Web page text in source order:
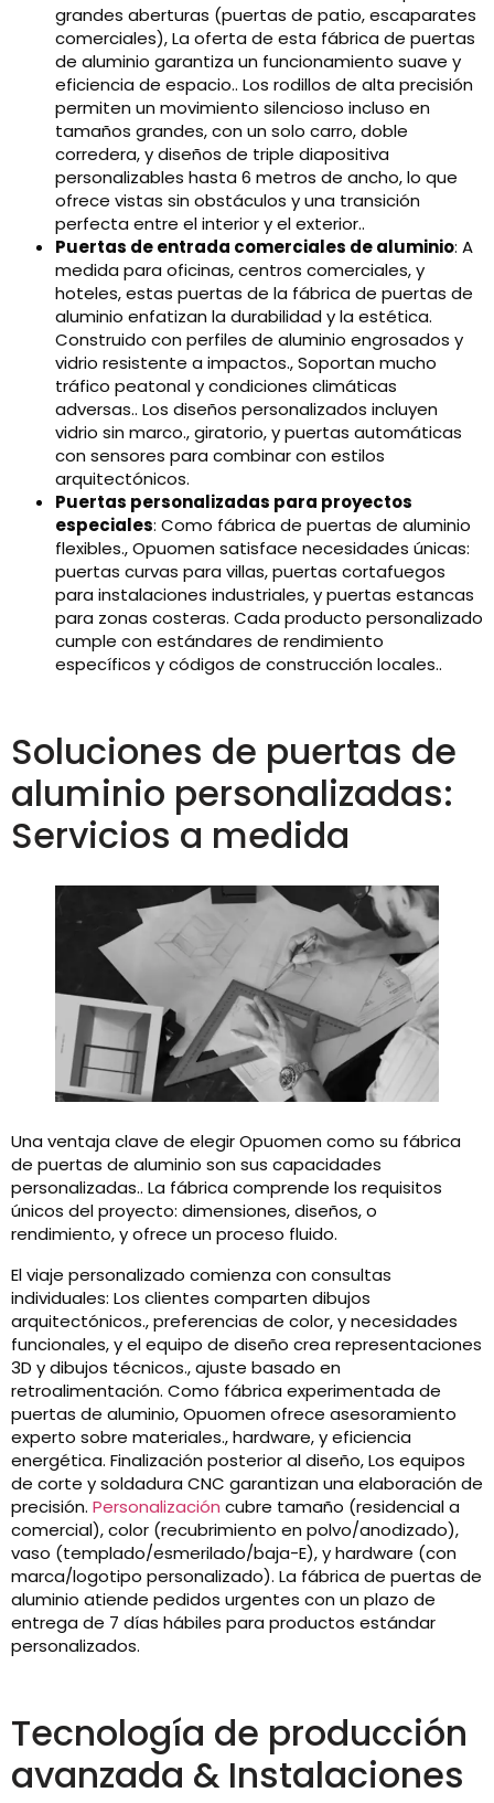
grandes aberturas (puertas de patio, escaparates
comerciales), La oferta de esta fábrica de puertas
de aluminio garantiza un funcionamiento suave y
eficiencia de espacio.. Los rodillos de alta precisión
permiten un movimiento silencioso incluso en
tamaños grandes, con un solo carro, doble
corredera, y diseños de triple diapositiva
personalizables hasta 6 metros de ancho, lo que
ofrece vistas sin obstáculos y una transición
perfecta entre el interior y el exterior..
Puertas de entrada comerciales de aluminio: A
medida para oficinas, centros comerciales, y
hoteles, estas puertas de la fábrica de puertas de
aluminio enfatizan la durabilidad y la estética.
Construido con perfiles de aluminio engrosados ​​y
vidrio resistente a impactos., Soportan mucho
tráfico peatonal y condiciones climáticas
adversas.. Los diseños personalizados incluyen
vidrio sin marco., giratorio, y puertas automáticas
con sensores para combinar con estilos
arquitectónicos.
Puertas personalizadas para proyectos
especiales: Como fábrica de puertas de aluminio
flexibles., Opuomen satisface necesidades únicas:
puertas curvas para villas, puertas cortafuegos
para instalaciones industriales, y puertas estancas
para zonas costeras. Cada producto personalizado
cumple con estándares de rendimiento
específicos y códigos de construcción locales..
Soluciones de puertas de
aluminio personalizadas:
Servicios a medida
Una ventaja clave de elegir Opuomen como su fábrica
de puertas de aluminio son sus capacidades
personalizadas.. La fábrica comprende los requisitos
únicos del proyecto: dimensiones, diseños, o
rendimiento, y ofrece un proceso fluido.
El viaje personalizado comienza con consultas
individuales: Los clientes comparten dibujos
arquitectónicos., preferencias de color, y necesidades
funcionales, y el equipo de diseño crea representaciones
3D y dibujos técnicos., ajuste basado en
retroalimentación. Como fábrica experimentada de
puertas de aluminio, Opuomen ofrece asesoramiento
experto sobre materiales., hardware, y eficiencia
energética. Finalización posterior al diseño, Los equipos
de corte y soldadura CNC garantizan una elaboración de
precisión. Personalización cubre tamaño (residencial a
comercial), color (recubrimiento en polvo/anodizado),
vaso (templado/esmerilado/baja-E), y hardware (con
marca/logotipo personalizado). La fábrica de puertas de
aluminio atiende pedidos urgentes con un plazo de
entrega de 7 días hábiles para productos estándar
personalizados.
Tecnología de producción
avanzada & Instalaciones